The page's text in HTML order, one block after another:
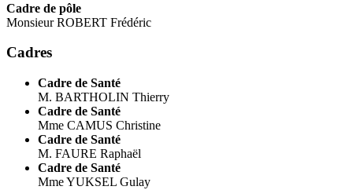
Cadre de pôle
Monsieur ROBERT Frédéric
Cadres
Cadre de Santé
M. BARTHOLIN Thierry
Cadre de Santé
Mme CAMUS Christine
Cadre de Santé
M. FAURE Raphaël
Cadre de Santé
Mme YUKSEL Gulay